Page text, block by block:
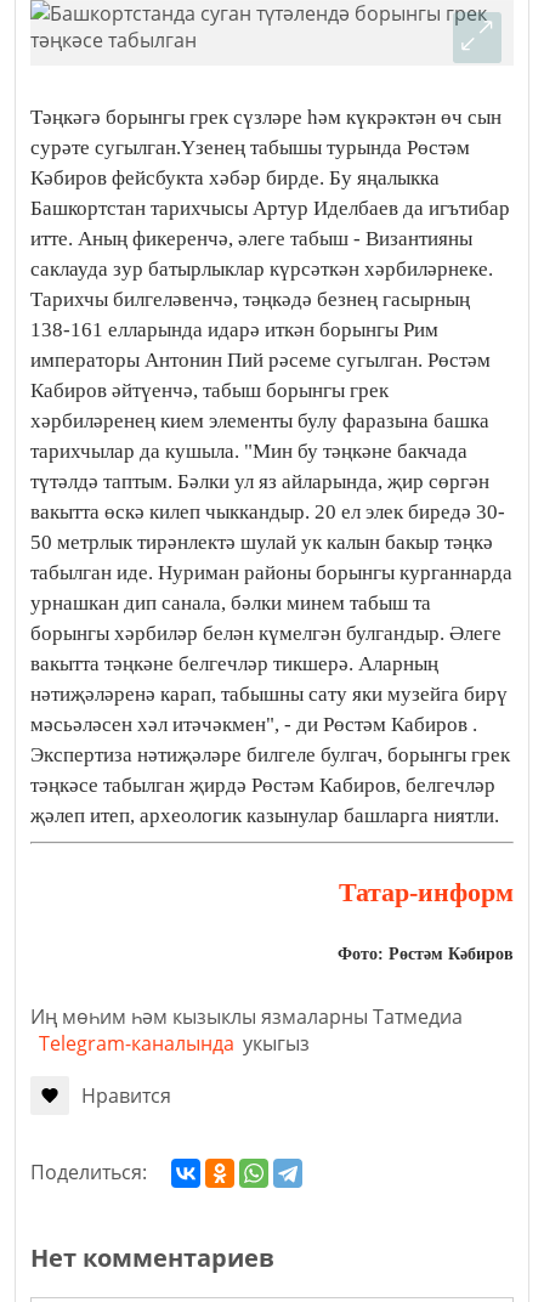
Тәңкәгә борынгы грек сүзләре һәм күкрәктән өч сын
сурәте сугылган.Үзенең табышы турында Рөстәм
Кәбиров фейсбукта хәбәр бирде. Бу яңалыкка
Башкортстан тарихчысы Артур Иделбаев да игътибар
итте. Аның фикеренчә, әлеге табыш - Византияны
саклауда зур батырлыклар күрсәткән хәрбиләрнеке.
Тарихчы билгеләвенчә, тәңкәдә безнең гасырның
138-161 елларында идарә иткән борынгы Рим
императоры Антонин Пий рәсеме сугылган. Рөстәм
Кабиров әйтүенчә, табыш борынгы грек
хәрбиләренең кием элементы булу фаразына башка
тарихчылар да кушыла. "Мин бу тәңкәне бакчада
түтәлдә таптым. Бәлки ул яз айларында, җир сөргән
вакытта өскә килеп чыккандыр. 20 ел элек биредә 30-
50 метрлык тирәнлектә шулай ук калын бакыр тәңкә
табылган иде. Нуриман районы борынгы курганнарда
урнашкан дип санала, бәлки минем табыш та
борынгы хәрбиләр белән күмелгән булгандыр. Әлеге
вакытта тәңкәне белгечләр тикшерә. Аларның
нәтиҗәләренә карап, табышны сату яки музейга бирү
мәсьәләсен хәл итәчәкмен", - ди Рөстәм Кабиров .
Экспертиза нәтиҗәләре билгеле булгач, борынгы грек
тәңкәсе табылган җирдә Рөстәм Кабиров, белгечләр
җәлеп итеп, археологик казынулар башларга ниятли.
Татар-информ
Фото: Рөстәм Кәбиров
Иң мөһим һәм кызыклы язмаларны Татмедиа
Telegram-каналында укыгыз
Нравится
Поделиться:
Нет комментариев